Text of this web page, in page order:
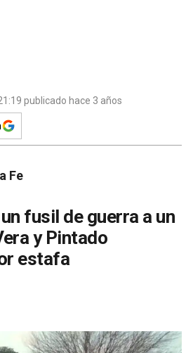
publicado hace 3 años
Fe
fusil de guerra a un
y Pintado
estafa